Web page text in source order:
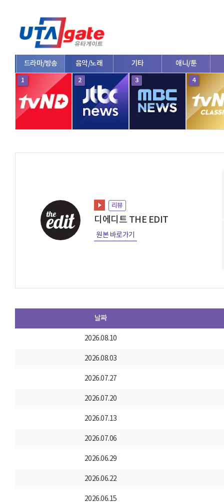
드라마/방송 음악/노래 기타 애니/툰
1 2 3 4
리뷰
디에디트 THE EDIT
원본 바로가기
날짜
2026.08.10
2026.08.03
2026.07.27
2026.07.20
2026.07.13
2026.07.06
2026.06.29
2026.06.22
2026.06.15